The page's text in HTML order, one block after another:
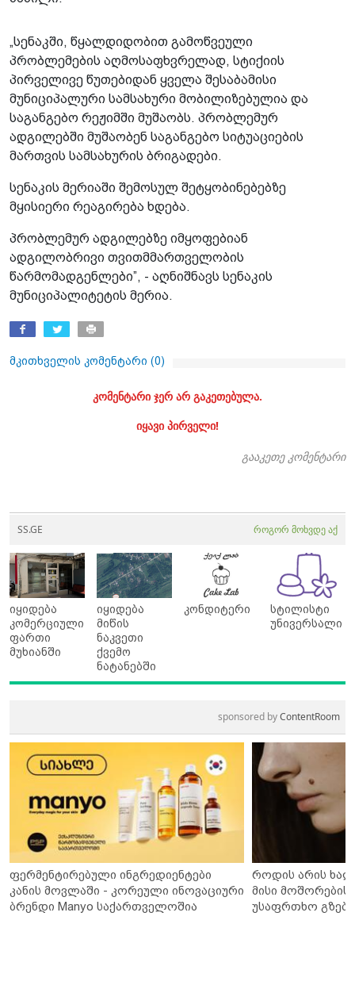
„სენაკში, წყალდიდობით გამოწვეული
პრობლემების აღმოსაფხვრელად, სტიქიის
პირველივე წუთებიდან ყველა შესაბამისი
მუნიციპალური სამსახური მობილიზებულია და
საგანგებო რეჟიმში მუშაობს. პრობლემურ
ადგილებში მუშაობენ საგანგებო სიტუაციების
მართვის სამსახურის ბრიგადები.
სენაკის მერიაში შემოსულ შეტყობინებებზე
მყისიერი რეაგირება ხდება.
პრობლემურ ადგილებზე იმყოფებიან
ადგილობრივი თვითმმართველობის
წარმომადგენლები”, - აღნიშნავს სენაკის
მუნიციპალიტეტის მერია.
მკითხველის კომენტარი (0)
კომენტარი ჯერ არ გაკეთებულა.
იყავი პირველი!
გააკეთე კომენტარი
SS.GE როგორ მოხვდე აქ
იყიდება
კომერციული
ფართი
მუხიანში
იყიდება
მიწის
ნაკვეთი
ქვემო
ნატანებში
კონდიტერი
სტილისტი
უნივერსალი
sponsored byContentRoom
ფერმენტირებული ინგრედიენტები
კანის მოვლაში - კორეული ინოვაციური
ბრენდი Manyo საქართველოშია
როდის არის
მისი მოშორების
უსაფრთხო გზები